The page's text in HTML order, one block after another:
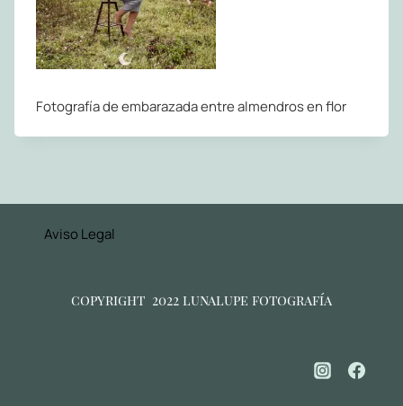
Fotografía de embarazada entre almendros en flor
Aviso Legal
copyright 2022 lunalupe fotografía